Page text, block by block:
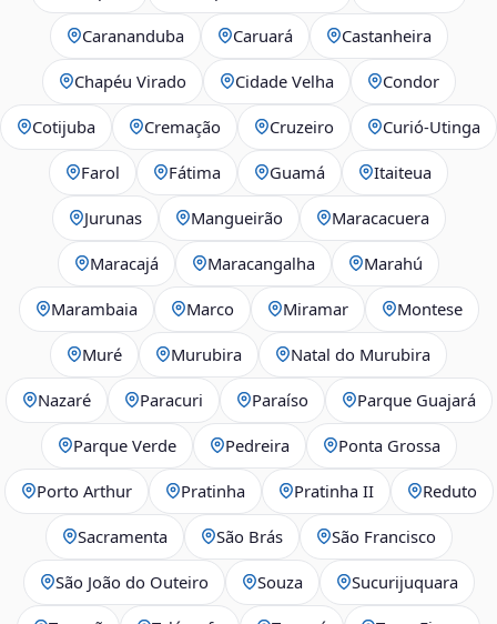
Carananduba Caruará Castanheira
Chapéu Virado Cidade Velha Condor
Cotijuba Cremação Cruzeiro Curió-Utinga
Farol Fátima Guamá Itaiteua
Jurunas Mangueirão Maracacuera
Maracajá Maracangalha Marahú
Marambaia Marco Miramar Montese
Muré Murubira Natal do Murubira
Nazaré Paracuri Paraíso Parque Guajará
Parque Verde Pedreira Ponta Grossa
Porto Arthur Pratinha Pratinha II Reduto
Sacramenta São Brás São Francisco
São João do Outeiro Souza Sucurijuquara